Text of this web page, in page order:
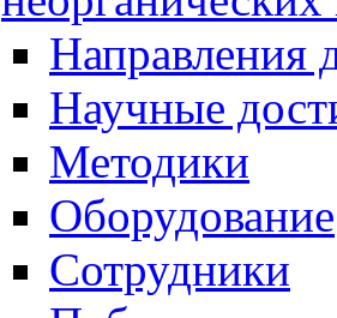
Направления
Научные
Методики
Оборудование
Сотрудники